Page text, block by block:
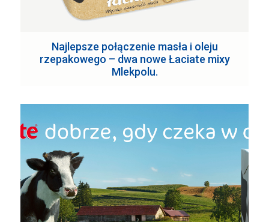
Najlepsze połączenie masła i oleju
rzepakowego – dwa nowe Łaciate mixy
Mlekpolu.